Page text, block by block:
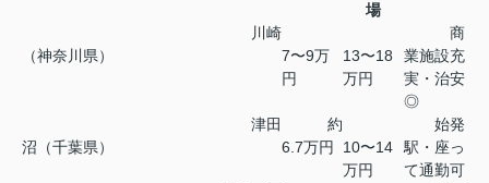
場
川崎
（神奈川県）
7〜9万
円
13〜18
万円
商
業施設充
実・治安
◎
津田
沼（千葉県）
約
6.7万円
10〜14
万円
始発
駅・座っ
て通勤可